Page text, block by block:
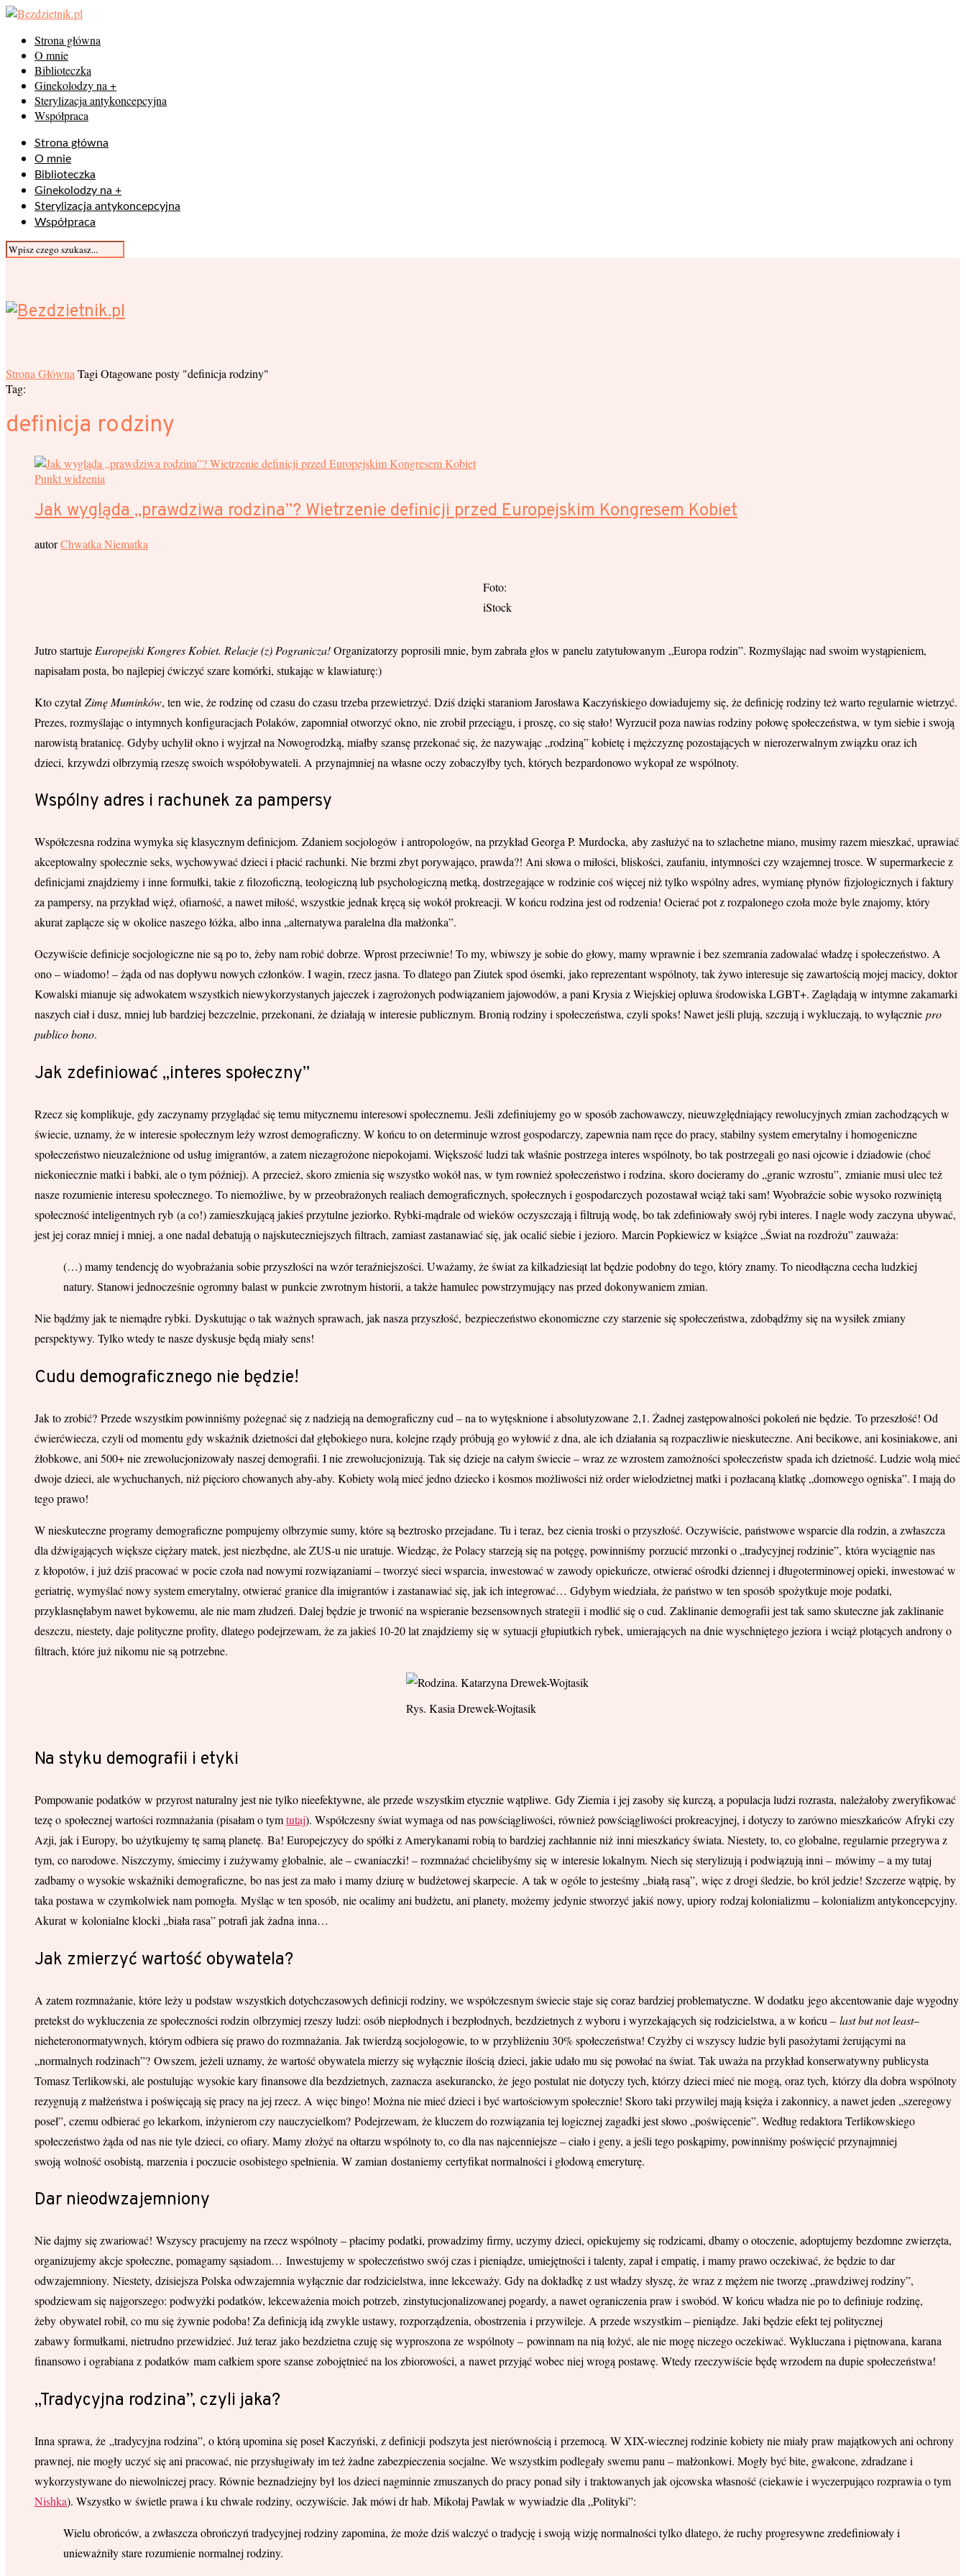
Strona główna
O mnie
Biblioteczka
Ginekolodzy na +
Sterylizacja antykoncepcyjna
Współpraca
Strona główna
O mnie
Biblioteczka
Ginekolodzy na +
Sterylizacja antykoncepcyjna
Współpraca
Strona Główna Tagi Otagowane posty "definicja rodziny"
Tag:
definicja rodziny
Punkt widzenia
Jak wygląda „prawdziwa rodzina”? Wietrzenie definicji przed Europejskim Kongresem Kobiet
autorChwatka Niematka
Foto:
iStock
Jutro startuje Europejski Kongres Kobiet. Relacje (z) Pogranicza!Organizatorzy poprosili mnie, bym zabrała głos w panelu zatytułowanym „Europa rodzin”. Rozmyślając nad swoim wystąpieniem,
napisałam posta, bo najlepiej ćwiczyć szare komórki, stukając w klawiaturę:)
Kto czytał Zimę Muminków, ten wie, że rodzinę od czasu do czasu trzeba przewietrzyć. Dziś dzięki staraniom Jarosława Kaczyńskiego dowiadujemy się, że definicję rodziny też warto regularnie wietrzyć.
Prezes, rozmyślając o intymnych konfiguracjach Polaków, zapomniał otworzyć okno, nie zrobił przeciągu, i proszę, co się stało! Wyrzucił poza nawias rodziny połowę społeczeństwa, w tym siebie i swoją
narowistą bratanicę. Gdyby uchylił okno i wyjrzał na Nowogrodzką, miałby szansę przekonać się, że nazywając „rodziną” kobietę i mężczyznę pozostających w nierozerwalnym związku oraz ich
dzieci, krzywdzi olbrzymią rzeszę swoich współobywateli. A przynajmniej na własne oczy zobaczyłby tych, których bezpardonowo wykopał ze wspólnoty.
Wspólny adres i rachunek za pampersy
Współczesna rodzina wymyka się klasycznym definicjom. Zdaniem socjologów i antropologów, na przykład Georga P. Murdocka, aby zasłużyć na to szlachetne miano, musimy razem mieszkać, uprawiać
akceptowalny społecznie seks, wychowywać dzieci i płacić rachunki. Nie brzmi zbyt porywająco, prawda?! Ani słowa o miłości, bliskości, zaufaniu, intymności czy wzajemnej trosce. W supermarkecie z
definicjami znajdziemy i inne formułki, takie z filozoficzną, teologiczną lub psychologiczną metką, dostrzegające w rodzinie coś więcej niż tylko wspólny adres, wymianę płynów fizjologicznych i faktury
za pampersy, na przykład więź, ofiarność, a nawet miłość, wszystkie jednak kręcą się wokół prokreacji. W końcu rodzina jest od rodzenia! Ocierać pot z rozpalonego czoła może byle znajomy, który
akurat zaplącze się w okolice naszego łóżka, albo inna „alternatywa paralelna dla małżonka”.
Oczywiście definicje socjologiczne nie są po to, żeby nam robić dobrze. Wprost przeciwnie! To my, wbiwszy je sobie do głowy, mamy wprawnie i bez szemrania zadowalać władzę i społeczeństwo. A
ono – wiadomo! – żąda od nas dopływu nowych członków. I wagin, rzecz jasna. To dlatego pan Ziutek spod ósemki, jako reprezentant wspólnoty, tak żywo interesuje się zawartością mojej macicy, doktor
Kowalski mianuje się adwokatem wszystkich niewykorzystanych jajeczek i zagrożonych podwiązaniem jajowodów, a pani Krysia z Wiejskiej opluwa środowiska LGBT+. Zaglądają w intymne zakamarki
naszych ciał i dusz, mniej lub bardziej bezczelnie, przekonani, że działają w interesie publicznym. Bronią rodziny i społeczeństwa, czyli spoks! Nawet jeśli plują, szczują i wykluczają, to wyłącznie pro
publico bono.
Jak zdefiniować „interes społeczny”
Rzecz się komplikuje, gdy zaczynamy przyglądać się temu mitycznemu interesowi społecznemu. Jeśli zdefiniujemy go w sposób zachowawczy, nieuwzględniający rewolucyjnych zmian zachodzących w
świecie, uznamy, że w interesie społecznym leży wzrost demograficzny. W końcu to on determinuje wzrost gospodarczy, zapewnia nam ręce do pracy, stabilny system emerytalny i homogeniczne
społeczeństwo nieuzależnione od usług imigrantów, a zatem niezagrożone niepokojami. Większość ludzi tak właśnie postrzega interes wspólnoty, bo tak postrzegali go nasi ojcowie i dziadowie (choć
niekoniecznie matki i babki, ale o tym później). A przecież, skoro zmienia się wszystko wokół nas, w tym rownież społeczeństwo i rodzina, skoro docieramy do „granic wzrostu”, zmianie musi ulec też
nasze rozumienie interesu społecznego. To niemożliwe, by w przeobrażonych realiach demograficznych, społecznych i gospodarczych pozostawał wciąż taki sam! Wyobraźcie sobie wysoko rozwiniętą
społeczność inteligentnych ryb (a co!) zamieszkującą jakieś przytulne jeziorko. Rybki-mądrale od wieków oczyszczają i filtrują wodę, bo tak zdefiniowały swój rybi interes. I nagle wody zaczyna ubywać,
jest jej coraz mniej i mniej, a one nadal debatują o najskuteczniejszych filtrach, zamiast zastanawiać się, jak ocalić siebie i jezioro. Marcin Popkiewicz w książce „Świat na rozdrożu” zauważa:
(…) mamy tendencję do wyobrażania sobie przyszłości na wzór teraźniejszości. Uważamy, że świat za kilkadziesiąt lat będzie podobny do tego, który znamy. To nieodłączna cecha ludzkiej
natury. Stanowi jednocześnie ogromny balast w punkcie zwrotnym historii, a także hamulec powstrzymujący nas przed dokonywaniem zmian.
Nie bądźmy jak te niemądre rybki. Dyskutując o tak ważnych sprawach, jak nasza przyszłość, bezpieczeństwo ekonomiczne czy starzenie się społeczeństwa, zdobądźmy się na wysiłek zmiany
perspektywy. Tylko wtedy te nasze dyskusje będą miały sens!
Cudu demograficznego nie będzie!
Jak to zrobić? Przede wszystkim powinniśmy pożegnać się z nadzieją na demograficzny cud – na to wytęsknione i absolutyzowane 2,1. Żadnej zastępowalności pokoleń nie będzie. To przeszłość! Od
ćwierćwiecza, czyli od momentu gdy wskaźnik dzietności dał głębokiego nura, kolejne rządy próbują go wyłowić z dna, ale ich działania są rozpaczliwie nieskuteczne. Ani becikowe, ani kosiniakowe, ani
żłobkowe, ani 500+ nie zrewolucjonizowały naszej demografii. I nie zrewolucjonizują. Tak się dzieje na całym świecie – wraz ze wzrostem zamożności społeczeństw spada ich dzietność. Ludzie wolą mieć
dwoje dzieci, ale wychuchanych, niż pięcioro chowanych aby-aby. Kobiety wolą mieć jedno dziecko i kosmos możliwości niż order wielodzietnej matki i pozłacaną klatkę „domowego ogniska”. I mają do
tego prawo!
W nieskuteczne programy demograficzne pompujemy olbrzymie sumy, które są beztrosko przejadane. Tu i teraz, bez cienia troski o przyszłość. Oczywiście, państwowe wsparcie dla rodzin, a zwłaszcza
dla dźwigających większe ciężary matek, jest niezbędne, ale ZUS-u nie uratuje. Wiedząc, że Polacy starzeją się na potęgę, powinniśmy porzucić mrzonki o „tradycyjnej rodzinie”, która wyciągnie nas
z kłopotów, i już dziś pracować w pocie czoła nad nowymi rozwiązaniami – tworzyć sieci wsparcia, inwestować w zawody opiekuńcze, otwierać ośrodki dziennej i długoterminowej opieki, inwestować w
geriatrię, wymyślać nowy system emerytalny, otwierać granice dla imigrantów i zastanawiać się, jak ich integrować… Gdybym wiedziała, że państwo w ten sposób spożytkuje moje podatki,
przyklasnęłabym nawet bykowemu, ale nie mam złudzeń. Dalej będzie je trwonić na wspieranie bezsensownych strategii i modlić się o cud. Zaklinanie demografii jest tak samo skuteczne jak zaklinanie
deszczu, niestety, daje polityczne profity, dlatego podejrzewam, że za jakieś 10-20 lat znajdziemy się w sytuacji głupiutkich rybek, umierających na dnie wyschniętego jeziora i wciąż plotących androny o
filtrach, które już nikomu nie są potrzebne.
Rys. Kasia Drewek-Wojtasik
Na styku demografii i etyki
Pompowanie podatków w przyrost naturalny jest nie tylko nieefektywne, ale przede wszystkim etycznie wątpliwe. Gdy Ziemia i jej zasoby się kurczą, a populacja ludzi rozrasta, należałoby zweryfikować
tezę o społecznej wartości rozmnażania (pisałam o tymtutaj). Współczesny świat wymaga od nas powściągliwości, również powściągliwości prokreacyjnej, i dotyczy to zarówno mieszkańców Afryki czy
Azji, jak i Europy, bo użytkujemy tę samą planetę. Ba! Europejczycy do spółki z Amerykanami robią to bardziej zachłannie niż inni mieszkańcy świata. Niestety, to, co globalne, regularnie przegrywa z
tym, co narodowe. Niszczymy, śmiecimy i zużywamy globalnie, ale – cwaniaczki! – rozmnażać chcielibyśmy się w interesie lokalnym. Niech się sterylizują i podwiązują inni – mówimy – a my tutaj
zadbamy o wysokie wskaźniki demograficzne, bo nas jest za mało i mamy dziurę w budżetowej skarpecie. A tak w ogóle to jesteśmy „białą rasą”, więc z drogi śledzie, bo król jedzie! Szczerze wątpię, by
taka postawa w czymkolwiek nam pomogła. Myśląc w ten sposób, nie ocalimy ani budżetu, ani planety, możemy jedynie stworzyć jakiś nowy, upiory rodzaj kolonializmu – kolonializm antykoncepcyjny.
Akurat w kolonialne klocki „biała rasa” potrafi jak żadna inna…
Jak zmierzyć wartość obywatela?
A zatem rozmnażanie, które leży u podstaw wszystkich dotychczasowych definicji rodziny, we współczesnym świecie staje się coraz bardziej problematyczne. W dodatku jego akcentowanie daje wygodny
pretekst do wykluczenia ze społeczności rodzin olbrzymiej rzeszy ludzi: osób niepłodnych i bezpłodnych, bezdzietnych z wyboru i wyrzekających się rodzicielstwa, a w końcu – last but not least–
nieheteronormatywnych, którym odbiera się prawo do rozmnażania. Jak twierdzą socjologowie, to w przybliżeniu 30% społeczeństwa! Czyżby ci wszyscy ludzie byli pasożytami żerującymi na
„normalnych rodzinach”? Owszem, jeżeli uznamy, że wartość obywatela mierzy się wyłącznie ilością dzieci, jakie udało mu się powołać na świat. Tak uważa na przykład konserwatywny publicysta
Tomasz Terlikowski, ale postulując wysokie kary finansowe dla bezdzietnych, zaznacza asekurancko, że jego postulat nie dotyczy tych, którzy dzieci mieć nie mogą, oraz tych, którzy dla dobra wspólnoty
rezygnują z małżeństwa i poświęcają się pracy na jej rzecz. A więc bingo! Można nie mieć dzieci i być wartościowym społecznie! Skoro taki przywilej mają księża i zakonnicy, a nawet jeden „szeregowy
poseł”, czemu odbierać go lekarkom, inżynierom czy nauczycielkom? Podejrzewam, że kluczem do rozwiązania tej logicznej zagadki jest słowo „poświęcenie”. Według redaktora Terlikowskiego
społeczeństwo żąda od nas nie tyle dzieci, co ofiary. Mamy złożyć na ołtarzu wspólnoty to, co dla nas najcenniejsze – ciało i geny, a jeśli tego poskąpimy, powinniśmy poświęcić przynajmniej
swoją wolność osobistą, marzenia i poczucie osobistego spełnienia. W zamian dostaniemy certyfikat normalności i głodową emeryturę.
Dar nieodwzajemniony
Nie dajmy się zwariować! Wszyscy pracujemy na rzecz wspólnoty – płacimy podatki, prowadzimy firmy, uczymy dzieci, opiekujemy się rodzicami, dbamy o otoczenie, adoptujemy bezdomne zwierzęta,
organizujemy akcje społeczne, pomagamy sąsiadom… Inwestujemy w społeczeństwo swój czas i pieniądze, umiejętności i talenty, zapał i empatię, i mamy prawo oczekiwać, że będzie to dar
odwzajemniony. Niestety, dzisiejsza Polska odwzajemnia wyłącznie dar rodzicielstwa, inne lekceważy. Gdy na dokładkę z ust władzy słyszę, że wraz z mężem nie tworzę „prawdziwej rodziny”,
spodziewam się najgorszego: podwyżki podatków, lekceważenia moich potrzeb, zinstytucjonalizowanej pogardy, a nawet ograniczenia praw i swobód. W końcu władza nie po to definiuje rodzinę,
żeby obywatel robił, co mu się żywnie podoba! Za definicją idą zwykle ustawy, rozporządzenia, obostrzenia i przywileje. A przede wszystkim – pieniądze. Jaki będzie efekt tej politycznej
zabawy formułkami, nietrudno przewidzieć. Już teraz jako bezdzietna czuję się wyproszona ze wspólnoty – powinnam na nią łożyć, ale nie mogę niczego oczekiwać. Wykluczana i piętnowana, karana
finansowo i ograbiana z podatków mam całkiem spore szanse zobojętnieć na los zbiorowości, a nawet przyjąć wobec niej wrogą postawę. Wtedy rzeczywiście będę wrzodem na dupie społeczeństwa!
„Tradycyjna rodzina”, czyli jaka?
Inna sprawa, że „tradycyjna rodzina”, o którą upomina się poseł Kaczyński, z definicji podszyta jest nierównością i przemocą. W XIX-wiecznej rodzinie kobiety nie miały praw majątkowych ani ochrony
prawnej, nie mogły uczyć się ani pracować, nie przysługiwały im też żadne zabezpieczenia socjalne. We wszystkim podlegały swemu panu – małżonkowi. Mogły być bite, gwałcone, zdradzane i
wykorzystywane do niewolniczej pracy. Równie beznadziejny był los dzieci nagminnie zmuszanych do pracy ponad siły i traktowanych jak ojcowska własność (ciekawie i wyczerpująco rozprawia o tym
Nishka). Wszystko w świetle prawa i ku chwale rodziny, oczywiście. Jak mówi dr hab. Mikołaj Pawlak w wywiadzie dla „Polityki”:
Wielu obrońców, a zwłaszcza obrończyń tradycyjnej rodziny zapomina, że może dziś walczyć o tradycję i swoją wizję normalności tylko dlatego, że ruchy progresywne zredefiniowały i
unieważniły stare rozumienie normalnej rodziny.